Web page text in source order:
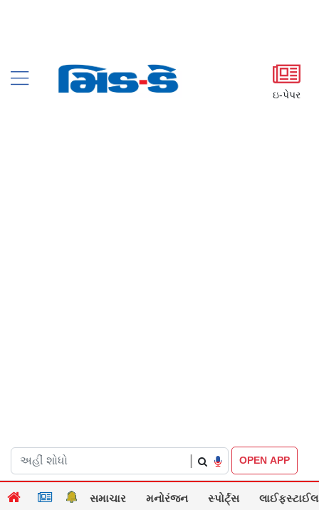
ઇ-પેપર
OPEN APP
સમાચાર મનોરંજન સ્પોર્ટ્સ લાઈફસ્ટાઈલ